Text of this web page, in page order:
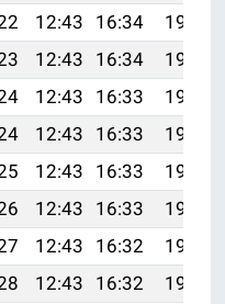
12:43 16:34
19:54
12:43 16:34
19:53
12:43 16:33
19:52
12:43 16:33
19:51
12:43 16:33
19:50
12:43 16:33
19:49
12:43 16:32
19:48
12:43 16:32
19:47